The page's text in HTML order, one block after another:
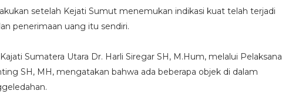
setelah Kejati Sumut menemukan indikasi kuat telah terjadi
penerimaan uang itu sendiri.
Sumatera Utara Dr. Harli Siregar SH, M.Hum, melalui Pelaksana
SH, MH, mengatakan bahwa ada beberapa objek di dalam